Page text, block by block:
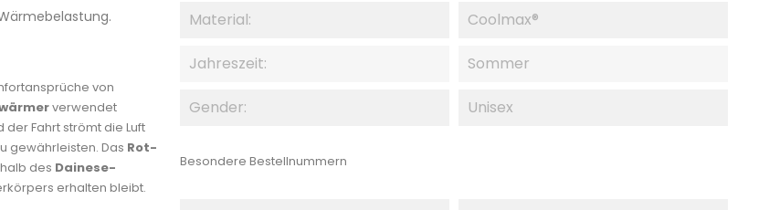
von
verwendet
Fahrt strömt die Luft
gewährleisten. Das Rot-
des Dainese-
erhalten bleibt.
Material: Coolmax®
Jahreszeit: Sommer
Gender: Unisex
Besondere Bestellnummern